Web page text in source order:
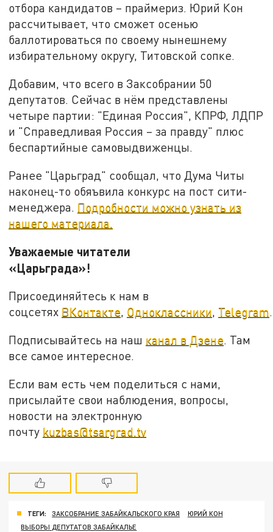
отбора кандидатов – праймериз. Юрий Кон
рассчитывает, что сможет осенью
баллотироваться по своему нынешнему
избирательному округу, Титовской сопке.
Добавим, что всего в Заксобрании 50
депутатов. Сейчас в нём представлены
четыре партии: "Единая Россия", КПРФ, ЛДПР
и "Справедливая Россия – за правду" плюс
беспартийные самовыдвиженцы.
Ранее "Царьград" сообщал, что Дума Читы
наконец-то обяъвила конкурс на пост сити-
менеджера. Подробности можно узнать из
нашего материала.
Уважаемые читатели
«Царьграда»!
Присоединяйтесь к нам в
соцсетях ВКонтакте, Одноклассники, Telegram.
Подписывайтесь на наш канал в Дзене. Там
все самое интересное.
Если вам есть чем поделиться с нами,
присылайте свои наблюдения, вопросы,
новости на электронную
почту kuzbas@tsargrad.tv
ТЕГИ: ЗАКСОБРАНИЕ ЗАБАЙКАЛЬСКОГО КРАЯ
ЮРИЙ КОН
ВЫБОРЫ ДЕПУТАТОВ ЗАБАЙКАЛЬЕ